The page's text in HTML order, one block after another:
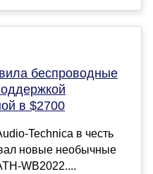
беспроводные
в $2700
Technica в честь
новые необычные
WB2022....